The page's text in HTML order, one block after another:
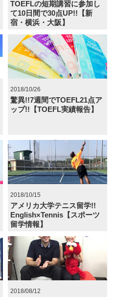
TOEFLの短期講習に参加し
て10日間で30点UP!!【新
宿・横浜・大阪】
2018/10/26
驚異!!7週間でTOEFL21点ア
ップ!!【TOEFL実績報告】
2018/10/15
アメリカ大学テニス留学!!
English×Tennis【スポーツ
留学情報】
2018/08/12